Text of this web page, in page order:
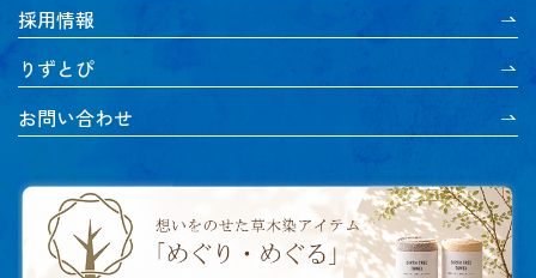
採用情報
りずとぴ
お問い合わせ